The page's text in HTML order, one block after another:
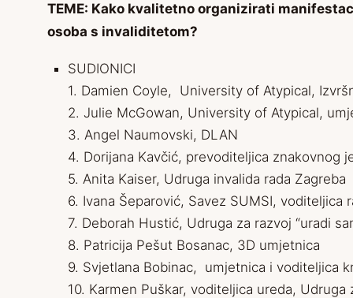
TEME: Kako kvalitetno organizirati
osoba s invaliditetom?
SUDIONICI
1. Damien Coyle, University of Atypical,
2. Julie McGowan, University of Atypical,
3. Angel Naumovski, DLAN
4. Dorijana Kavčić, prevoditeljica znakovnog
5. Anita Kaiser, Udruga invalida rada Zagreba
6. Ivana Šeparović, Savez SUMSI, voditeljica
7. Deborah Hustić, Udruga za razvoj “uradi
8. Patricija Pešut Bosanac, 3D umjetnica
9. Svjetlana Bobinac, umjetnica i voditeljica
10. Karmen Puškar, voditeljica ureda,